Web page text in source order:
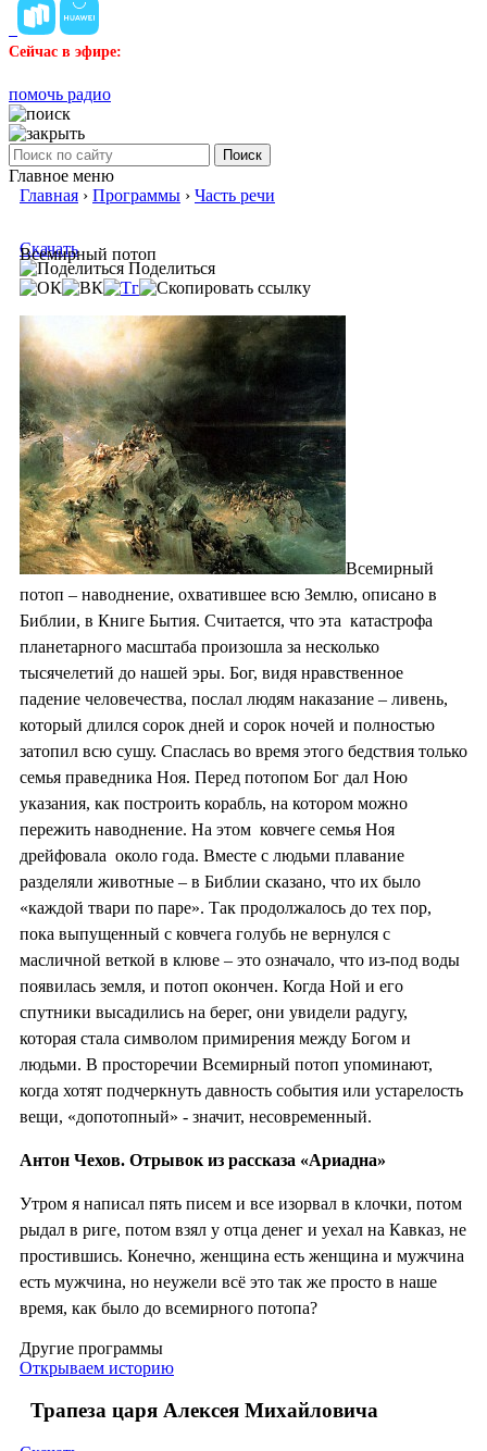
Сейчас в эфире:
помочь радио
Поиск
Главное меню
Главная › Программы › Часть речи
Всемирный потоп
Скачать
Поделиться
Всемирный
потоп – наводнение, охватившее всю Землю, описано в
Библии, в Книге Бытия. Считается, что эта катастрофа
планетарного масштаба произошла за несколько
тысячелетий до нашей эры. Бог, видя нравственное
падение человечества, послал людям наказание – ливень,
который длился сорок дней и сорок ночей и полностью
затопил всю сушу. Спаслась во время этого бедствия только
семья праведника Ноя. Перед потопом Бог дал Ною
указания, как построить корабль, на котором можно
пережить наводнение. На этом ковчеге семья Ноя
дрейфовала около года. Вместе с людьми плавание
разделяли животные – в Библии сказано, что их было
«каждой твари по паре». Так продолжалось до тех пор,
пока выпущенный с ковчега голубь не вернулся с
масличной веткой в клюве – это означало, что из-под воды
появилась земля, и потоп окончен. Когда Ной и его
спутники высадились на берег, они увидели радугу,
которая стала символом примирения между Богом и
людьми. В просторечии Всемирный потоп упоминают,
когда хотят подчеркнуть давность события или устарелость
вещи, «допотопный» - значит, несовременный.
Антон Чехов. Отрывок из рассказа «Ариадна»
Утром я написал пять писем и все изорвал в клочки, потом
рыдал в риге, потом взял у отца денег и уехал на Кавказ, не
простившись. Конечно, женщина есть женщина и мужчина
есть мужчина, но неужели всё это так же просто в наше
время, как было до всемирного потопа?
Другие программы
Открываем историю
Трапеза царя Алексея Михайловича